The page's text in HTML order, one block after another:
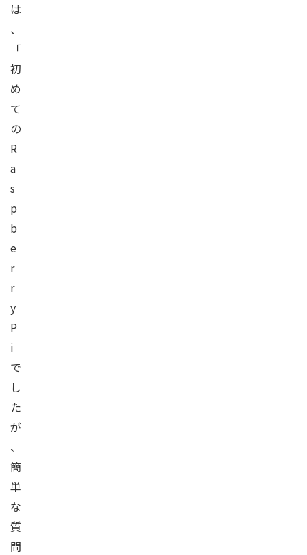
は
、
「
初
め
て
の
R
a
s
p
b
e
r
r
y
P
i
で
し
た
が
、
簡
単
な
質
問